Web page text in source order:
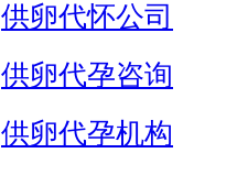
供卵代怀公司
供卵代孕咨询
供卵代孕机构